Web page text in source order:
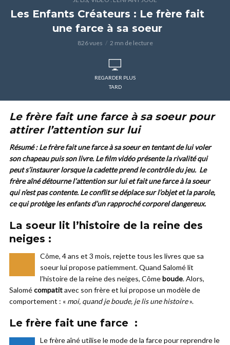
Les Enfants Créateurs : Le frère fait
une farce à sa soeur
826 vues 2 mn de lecture
REGARDER PLUS
TARD
Le frère fait une farce à sa soeur pour
attirer l’attention sur lui
Résumé : Le frère fait une farce à sa soeur en tentant de lui voler
son chapeau puis son livre. Le film vidéo présente la rivalité qui
peut s’instaurer lorsque la cadette prend le contrôle du jeu. Le
frère aîné détourne l’attention sur lui et fait une farce à la soeur
qui n’est pas contente. Le conflit se déplace sur l’objet et la parole,
ce qui protège les enfants d’un rapproché corporel dangereux.
La soeur lit l’histoire de la reine des
neiges :
Côme, 4 ans et 3 mois, rejette tous les livres que sa
soeur lui propose patiemment. Quand Salomé lit
l’histoire de la reine des neiges, Cômeboude. Alors,
Salomécompatitavec son frère et lui propose un modèle de
comportement : « moi, quand je boude, je lis une histoire».
Le frère fait une farce :
Le frère aîné utilise le mode de la farce pour reprendre le